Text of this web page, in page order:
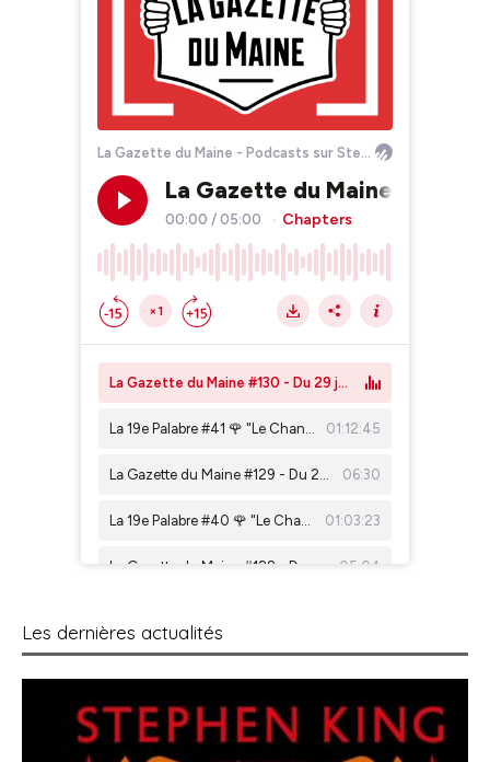
Les dernières actualités